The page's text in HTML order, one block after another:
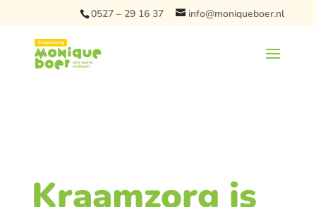
0527 – 29 16 37 info@moniqueboer.nl
Kraamzorg is